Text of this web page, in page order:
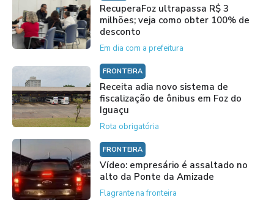
RecuperaFoz ultrapassa R$ 3
milhões; veja como obter 100% de
desconto
Em dia com a prefeitura
FRONTEIRA
Receita adia novo sistema de
fiscalização de ônibus em Foz do
Iguaçu
Rota obrigatória
FRONTEIRA
Vídeo: empresário é assaltado no
alto da Ponte da Amizade
Flagrante na fronteira